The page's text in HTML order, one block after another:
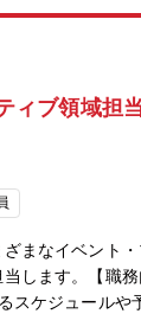
ィブ領域担当
まなイベント
します。【職
スケジュール